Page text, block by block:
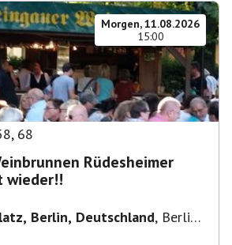
Morgen, 11.08.2026
15:00
, 68
Rüdesheimer
wieder!!
Berlin, Deutschland, Berlin-